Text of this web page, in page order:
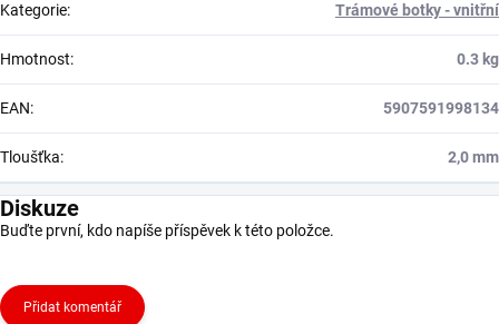
Kategorie: Trámové botky - vnitřní
Hmotnost: 0.3 kg
EAN: 5907591998134
Tloušťka: 2,0 mm
Diskuze
Buďte první, kdo napíše příspěvek k této položce.
Přidat komentář